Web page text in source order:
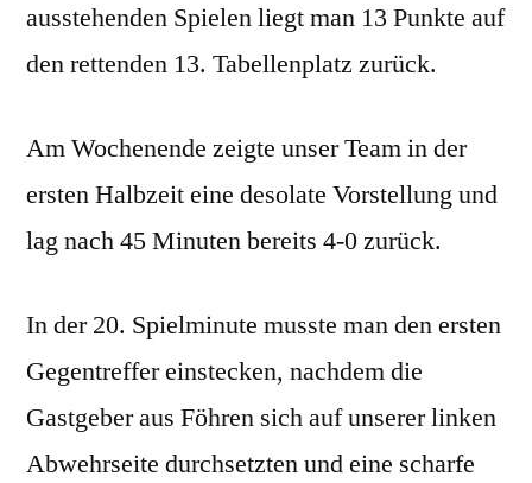
ausstehenden Spielen liegt man 13 Punkte auf
den rettenden 13. Tabellenplatz zurück.
Am Wochenende zeigte unser Team in der
ersten Halbzeit eine desolate Vorstellung und
lag nach 45 Minuten bereits 4-0 zurück.
In der 20. Spielminute musste man den ersten
Gegentreffer einstecken, nachdem die
Gastgeber aus Föhren sich auf unserer linken
Abwehrseite durchsetzten und eine scharfe